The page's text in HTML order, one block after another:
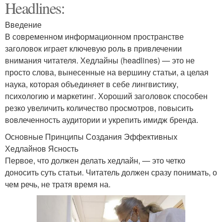
Headlines:
Введение
В современном информационном пространстве
заголовок играет ключевую роль в привлечении
внимания читателя. Хедлайны (headlines) — это не
просто слова, вынесенные на вершину статьи, а целая
наука, которая объединяет в себе лингвистику,
психологию и маркетинг. Хороший заголовок способен
резко увеличить количество просмотров, повысить
вовлеченность аудитории и укрепить имидж бренда.
Основные Принципы Создания Эффективных
Хедлайнов Ясность
Первое, что должен делать хедлайн, — это четко
доносить суть статьи. Читатель должен сразу понимать, о
чем речь, не тратя время на.